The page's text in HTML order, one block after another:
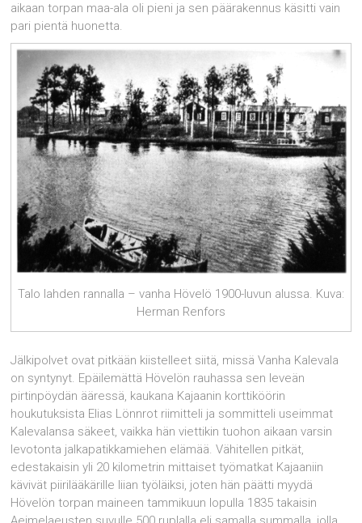
aikaan torpan maa-ala oli pieni ja sen päärakennus käsitti vain
pari pientä huonetta.
Talo lahden rannalla – vanha Hövelö 1900-luvun alussa. Kuva:
Herman Renfors
Jälkipolvet ovat pitkään kiistelleet siitä, missä Vanha Kalevala
on syntynyt. Epäilemättä Hövelön rauhassa sen leveän
pirtinpöydän ääressä, kaukana Kajaanin korttiköörin
houkutuksista Elias Lönnrot riimitteli ja sommitteli useimmat
Kalevalansa säkeet, vaikka hän viettikin tuohon aikaan varsin
levotonta jalkapatikkamiehen elämää. Vähitellen pitkät,
edestakaisin yli 20 kilometrin mittaiset työmatkat Kajaaniin
kävivät piirilääkärille liian työläiksi, joten hän päätti myydä
Hövelön torpan maineen tammikuun lopulla 1835 takaisin